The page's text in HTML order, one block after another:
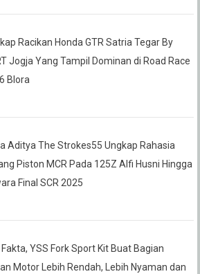
Racikan Honda GTR Satria Tegar By
Jogja Yang Tampil Dominan di Road Race
Blora
Aditya The Strokes55 Ungkap Rahasia
Piston MCR Pada 125Z Alfi Husni Hingga
Final SCR 2025
Fakta, YSS Fork Sport Kit Buat Bagian
Motor Lebih Rendah, Lebih Nyaman dan